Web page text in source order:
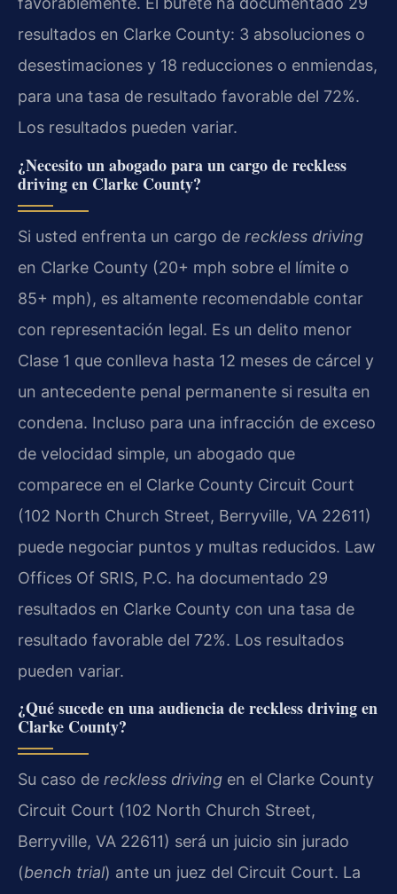
resultados en Clarke County: 3 absoluciones o
desestimaciones y 18 reducciones o enmiendas,
para una tasa de resultado favorable del 72%.
Los resultados pueden variar.
¿Necesito un abogado para un cargo de reckless
driving en Clarke County?
Si usted enfrenta un cargo de reckless driving
en Clarke County (20+ mph sobre el límite o
85+ mph), es altamente recomendable contar
con representación legal. Es un delito menor
Clase 1 que conlleva hasta 12 meses de cárcel y
un antecedente penal permanente si resulta en
condena. Incluso para una infracción de exceso
de velocidad simple, un abogado que
comparece en el Clarke County Circuit Court
(102 North Church Street, Berryville, VA 22611)
puede negociar puntos y multas reducidos. Law
Offices Of SRIS, P.C. ha documentado 29
resultados en Clarke County con una tasa de
resultado favorable del 72%. Los resultados
pueden variar.
¿Qué sucede en una audiencia de reckless driving en
Clarke County?
Su caso de reckless driving en el Clarke County
Circuit Court (102 North Church Street,
Berryville, VA 22611) será un juicio sin jurado
(bench trial) ante un juez del Circuit Court. La